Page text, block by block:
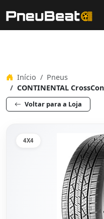
Início
Pneus
CONTINENTAL
Voltar para a Loja
4X4